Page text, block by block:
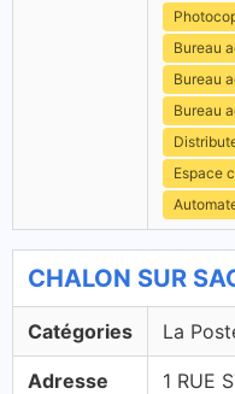
Bureau
Bureau
Bureau
Espace
CHALON SUR
Catégories La
Adresse
1 RUE